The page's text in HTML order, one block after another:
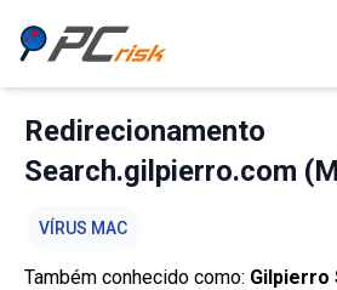
Redirecionamento
Search.gilpierro.com
VÍRUS MAC
Também conhecido como: Gilpierro